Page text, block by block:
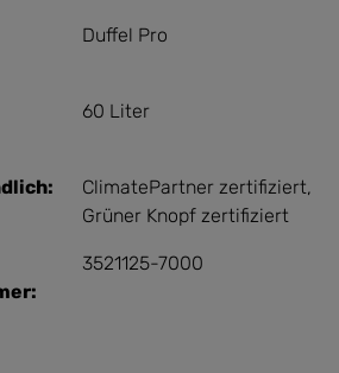
Duffel Pro
60 Liter
ClimatePartner zertifiziert,
Grüner Knopf zertifiziert
3521125-7000